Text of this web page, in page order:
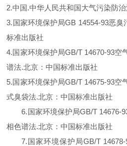
2.中国.中华人民共和国大气污染防
3.国家环境保护局GB 14554-93恶臭
标准出版社
4.国家环境保护局GB/T 14670-93空
谱法.北京：中国标准出版社
5.国家环境保护局GB/T 14675-93空
式臭袋法.北京：中国标准出版社
6.国家环境保护局GB/T 14676-
相色谱法.北京：中国标准出版社
7.国家环境保护局GB/T 14678-